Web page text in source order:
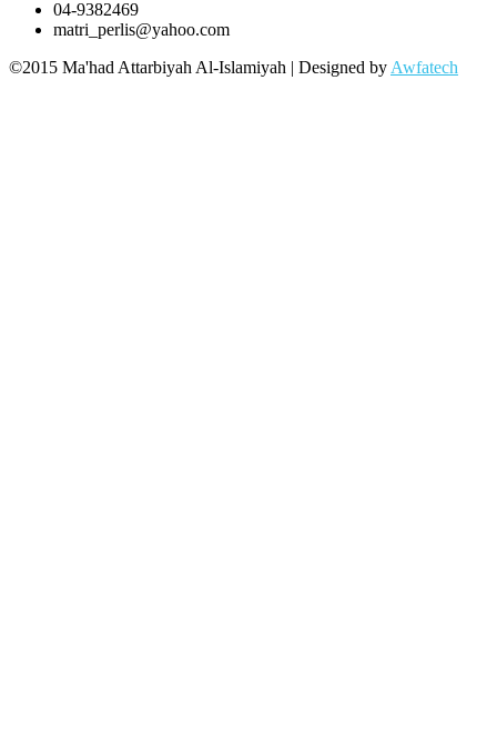
04-9382469
matri_perlis@yahoo.com
©2015 Ma'had Attarbiyah Al-Islamiyah | Designed by Awfatech